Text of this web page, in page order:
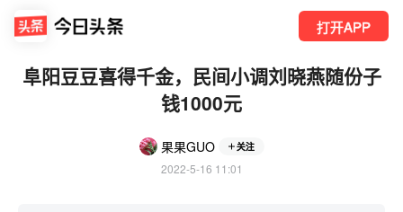
打开APP
阜阳豆豆喜得千金，民间小调刘晓燕随份子
钱1000元
果果GUO 关注
2022-5-16 11:01